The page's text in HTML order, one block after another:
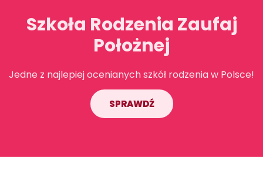
Szkoła Rodzenia Zaufaj
Położnej
Jedne z najlepiej ocenianych szkół rodzenia w Polsce!
SPRAWDŹ